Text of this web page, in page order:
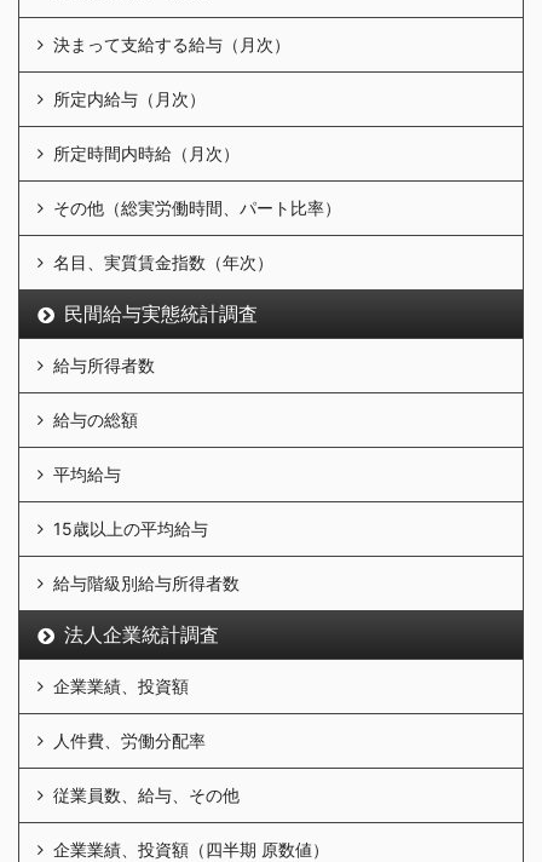
決まって支給する給与（月次）
所定内給与（月次）
所定時間内時給（月次）
その他（総実労働時間、パート比率）
名目、実質賃金指数（年次）
民間給与実態統計調査
給与所得者数
給与の総額
平均給与
15歳以上の平均給与
給与階級別給与所得者数
法人企業統計調査
企業業績、投資額
人件費、労働分配率
従業員数、給与、その他
企業業績、投資額（四半期 原数値）